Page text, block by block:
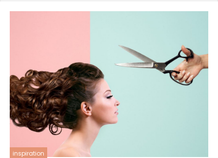
inspiration